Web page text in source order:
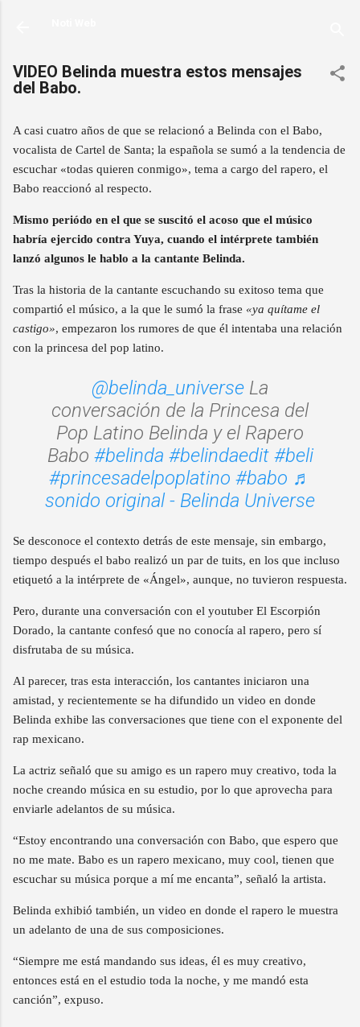
VIDEO Belinda muestra estos mensajes
del Babo.
A casi cuatro años de que se relacionó a Belinda con el Babo,
vocalista de Cartel de Santa; la española se sumó a la tendencia de
escuchar «todas quieren conmigo», tema a cargo del rapero, el
Babo reaccionó al respecto.
Mismo periódo en el que se suscitó el acoso que el músico
habría ejercido contra Yuya, cuando el intérprete también
lanzó algunos le hablo a la cantante Belinda.
Tras la historia de la cantante escuchando su exitoso tema que
compartió el músico, a la que le sumó la frase «ya quítame el
castigo», empezaron los rumores de que él intentaba una relación
con la princesa del pop latino.
@belinda_universe La
conversación de la Princesa del
Pop Latino Belinda y el Rapero
Babo #belinda #belindaedit #beli
#princesadelpoplatino #babo ♬
sonido original - Belinda Universe
Se desconoce el contexto detrás de este mensaje, sin embargo,
tiempo después el babo realizó un par de tuits, en los que incluso
etiquetó a la intérprete de «Ángel», aunque, no tuvieron respuesta.
Pero, durante una conversación con el youtuber El Escorpión
Dorado, la cantante confesó que no conocía al rapero, pero sí
disfrutaba de su música.
Al parecer, tras esta interacción, los cantantes iniciaron una
amistad, y recientemente se ha difundido un video en donde
Belinda exhibe las conversaciones que tiene con el exponente del
rap mexicano.
La actriz señaló que su amigo es un rapero muy creativo, toda la
noche creando música en su estudio, por lo que aprovecha para
enviarle adelantos de su música.
“Estoy encontrando una conversación con Babo, que espero que
no me mate. Babo es un rapero mexicano, muy cool, tienen que
escuchar su música porque a mí me encanta”, señaló la artista.
Belinda exhibió también, un video en donde el rapero le muestra
un adelanto de una de sus composiciones.
“Siempre me está mandando sus ideas, él es muy creativo,
entonces está en el estudio toda la noche, y me mandó esta
canción”, expuso.